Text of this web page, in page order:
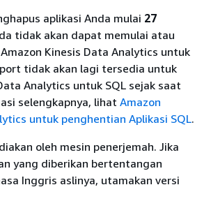
aplikasi Anda mulai 27
tidak akan dapat memulai atau
Kinesis Data Analytics untuk
tidak akan lagi tersedia untuk
Analytics untuk SQL sejak saat
selengkapnya, lihat Amazon
untuk penghentian Aplikasi SQL.
oleh mesin penerjemah. Jika
yang diberikan bertentangan
Inggris aslinya, utamakan versi